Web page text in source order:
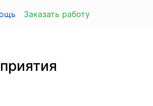
Заказать работу